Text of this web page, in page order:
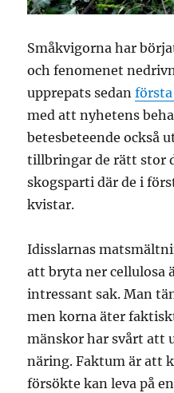
Småkvigorna har
och fenomenet
upprepats sedan
med att nyhetens
betesbeteende också
tillbringar de rätt stor
skogsparti där de i
kvistar.
Idisslarnas
att bryta ner cellulosa
intressant sak. Man
men korna äter
mänskor har svårt att
näring. Faktum är att
försökte kan leva på